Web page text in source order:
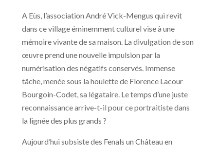
A Eùs, l’association André Vick-Mengus qui revit
dans ce village éminemment culturel vise à une
mémoire vivante de sa maison. La divulgation de son
œuvre prend une nouvelle impulsion par la
numérisation des négatifs conservés. Immense
tâche, menée sous la houlette de Florence Lacour
Bourgoin-Codet, sa légataire. Le temps d’une juste
reconnaissance arrive-t-il pour ce portraitiste dans
la lignée des plus grands ?
Aujourd’hui subsiste des Fenals un Château en